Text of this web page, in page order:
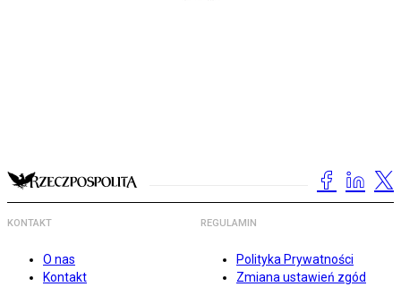
KONTAKT
O nas
Kontakt
REGULAMIN
Polityka Prywatności
Zmiana ustawień zgód